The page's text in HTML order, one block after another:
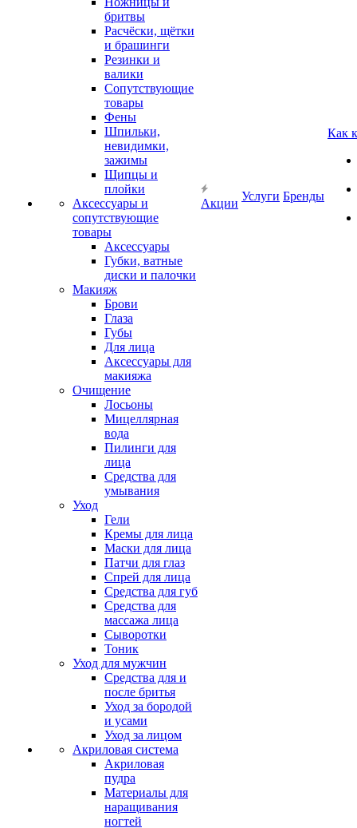
бритвы
Расчёски, щётки
и брашинги
Резинки и
валики
Сопутствующие
товары
Фены
Шпильки,
невидимки,
зажимы
Щипцы и
плойки
Аксессуары и
сопутствующие
товары
Аксессуары
Губки, ватные
диски и палочки
Макияж
Брови
Глаза
Губы
Для лица
Аксессуары для
макияжа
Очищение
Лосьоны
Мицеллярная
вода
Пилинги для
лица
Средства для
умывания
Уход
Гели
Кремы для лица
Маски для лица
Патчи для глаз
Спрей для лица
Средства для губ
Средства для
массажа лица
Сыворотки
Тоник
Уход для мужчин
Средства для и
после бритья
Уход за бородой
и усами
Уход за лицом
Акриловая система
Акриловая
пудра
Материалы для
наращивания
ногтей
Акции
Услуги Бренды
Как